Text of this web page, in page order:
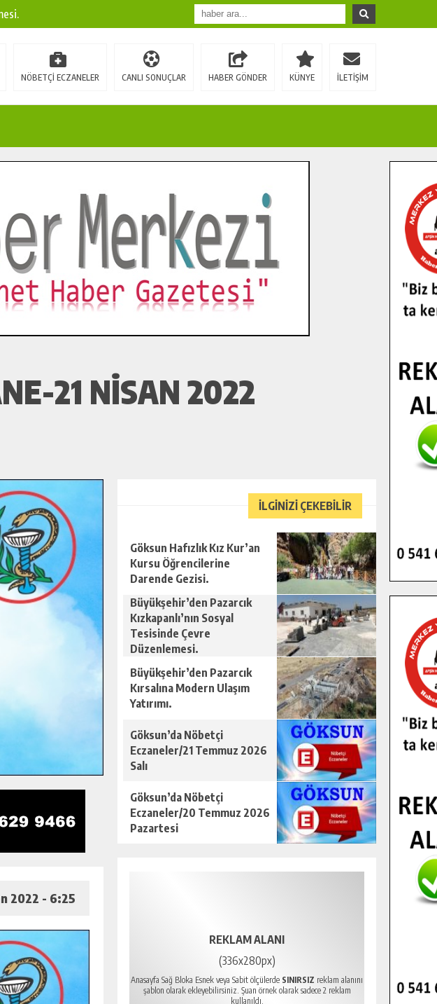
NÖBETÇİ ECZANELER CANLI SONUÇLAR HABER GÖNDER KÜNYE İLETİŞİM
21 NISAN 2022
2022 - 6:25
İLGİNİZİ ÇEKEBİLİR
Göksun Hafızlık Kız Kur’an
Kursu Öğrencilerine
Darende Gezisi.
Büyükşehir’den Pazarcık
Kızkapanlı’nın Sosyal
Tesisinde Çevre
Düzenlemesi.
Büyükşehir’den Pazarcık
Kırsalına Modern Ulaşım
Yatırımı.
Göksun’da Nöbetçi
Eczaneler/21 Temmuz 2026
Salı
Göksun’da Nöbetçi
Eczaneler/20 Temmuz 2026
Pazartesi
REKLAM ALANI
(336x280px)
Anasayfa Sağ Bloka Esnek veya Sabit ölçülerde SINIRSIZ reklam alanını
şablon olarak ekleyebilirsiniz. Şuan örnek olarak sadece 2 reklam
kullanıldı.